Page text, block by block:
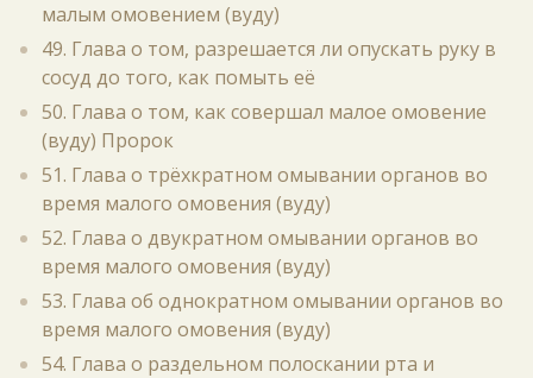
малым омовением (вуду)
49. Глава о том, разрешается ли опускать руку в
сосуд до того, как помыть её
50. Глава о том, как совершал малое омовение
(вуду) Пророк
51. Глава о трёхкратном омывании органов во
время малого омовения (вуду)
52. Глава о двукратном омывании органов во
время малого омовения (вуду)
53. Глава об однократном омывании органов во
время малого омовения (вуду)
54. Глава о раздельном полоскании рта и